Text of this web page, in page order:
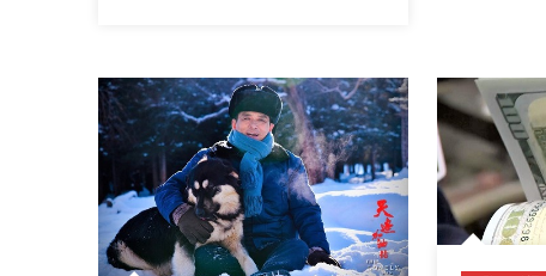
利
退
休
金
40
年
來